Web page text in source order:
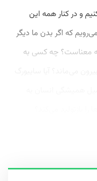
و در کنار همه این
که اگر بدن ما دیگر
معناست؟ چه کسی به